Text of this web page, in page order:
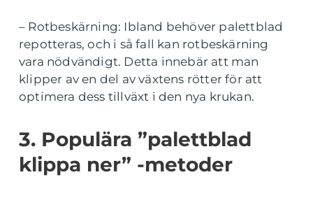
– Rotbeskärning: Ibland behöver palettblad
repotteras, och i så fall kan rotbeskärning
vara nödvändigt. Detta innebär att man
klipper av en del av växtens rötter för att
optimera dess tillväxt i den nya krukan.
3. Populära ”palettblad
klippa ner” -metoder